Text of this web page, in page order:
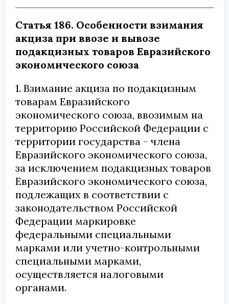
Статья 186. Особенности взимания
акциза при ввозе и вывозе
подакцизных товаров Евразийского
экономического союза
1. Взимание акциза по подакцизным
товарам Евразийского
экономического союза, ввозимым на
территорию Российской Федерации с
территории государства - члена
Евразийского экономического союза,
за исключением подакцизных товаров
Евразийского экономического союза,
подлежащих в соответствии с
законодательством Российской
Федерации маркировке
федеральными специальными
марками или учетно-контрольными
специальными марками,
осуществляется налоговыми
органами.